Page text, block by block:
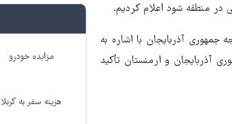
در منطقه شود اعلام کردیم.
آذربایجان با اشاره به
آذربایجان و ارمنستان تأکید
مزایده خودرو
هزینه سفر به کربلا